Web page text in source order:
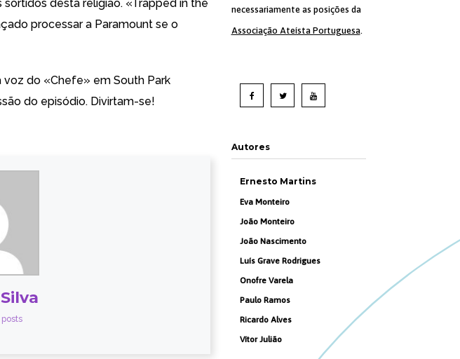
desta religião. «Trapped in the
processar a Paramount se o
voz do «Chefe» em South Park
do episódio. Divirtam-se!
posts
necessariamente as posições da
Associação Ateísta Portuguesa.
Autores
Ernesto Martins
Eva Monteiro
João Monteiro
João Nascimento
Luís Grave Rodrigues
Onofre Varela
Paulo Ramos
Ricardo Alves
Vítor Julião